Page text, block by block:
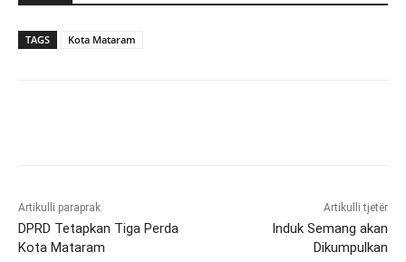
TAGS Kota Mataram
Artikulli paraprak
DPRD Tetapkan Tiga Perda
Kota Mataram
Artikulli tjetër
Induk Semang akan
Dikumpulkan